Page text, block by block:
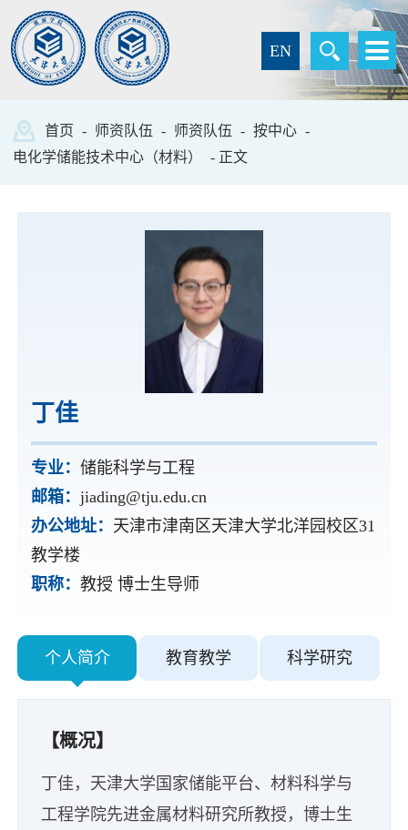
EN
首页 - 师资队伍 - 师资队伍 - 按中心 -
电化学储能技术中心（材料）
- 正文
丁佳
专业： 储能科学与工程
邮箱： jiading@tju.edu.cn
办公地址： 天津市津南区天津大学北洋园校区31
教学楼
职称： 教授 博士生导师
个人简介 教育教学 科学研究
【概况】
丁佳，天津大学国家储能平台、材料科学与
工程学院先进金属材料研究所教授，博士生